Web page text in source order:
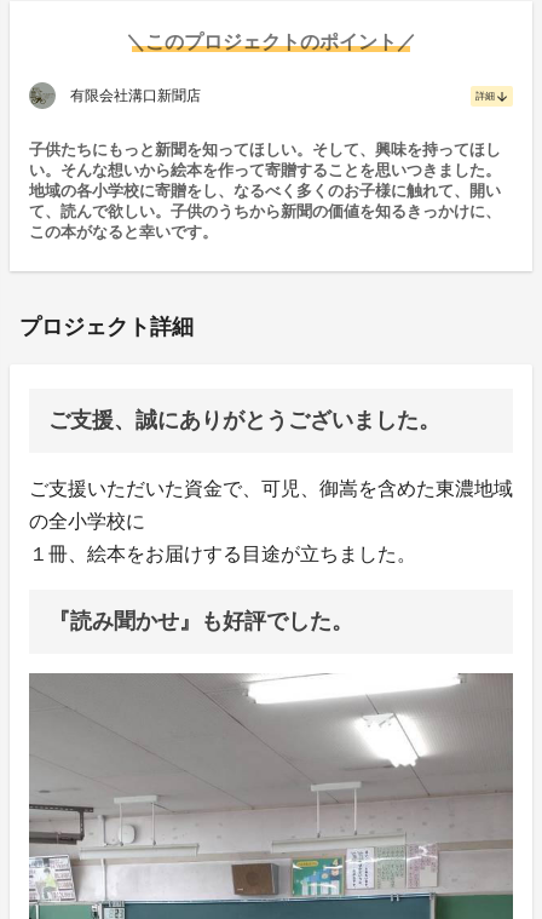
＼このプロジェクトのポイント／
有限会社溝口新聞店 詳細 arrow_downward
子供たちにもっと新聞を知ってほしい。そして、興味を持ってほし
い。そんな想いから絵本を作って寄贈することを思いつきました。
地域の各小学校に寄贈をし、なるべく多くのお子様に触れて、開い
て、読んで欲しい。子供のうちから新聞の価値を知るきっかけに、
この本がなると幸いです。
プロジェクト詳細
ご支援、誠にありがとうございました。
ご支援いただいた資金で、可児、御嵩を含めた東濃地域
の全小学校に
１冊、絵本をお届けする目途が立ちました。
『読み聞かせ』も好評でした。